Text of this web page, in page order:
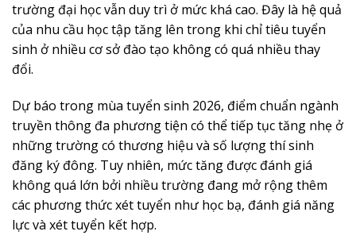
trường đại học vẫn duy trì ở mức khá cao. Đây là hệ quả
của nhu cầu học tập tăng lên trong khi chỉ tiêu tuyển
sinh ở nhiều cơ sở đào tạo không có quá nhiều thay
đổi.
Dự báo trong mùa tuyển sinh 2026, điểm chuẩn ngành
truyền thông đa phương tiện có thể tiếp tục tăng nhẹ ở
những trường có thương hiệu và số lượng thí sinh
đăng ký đông. Tuy nhiên, mức tăng được đánh giá
không quá lớn bởi nhiều trường đang mở rộng thêm
các phương thức xét tuyển như học bạ, đánh giá năng
lực và xét tuyển kết hợp.